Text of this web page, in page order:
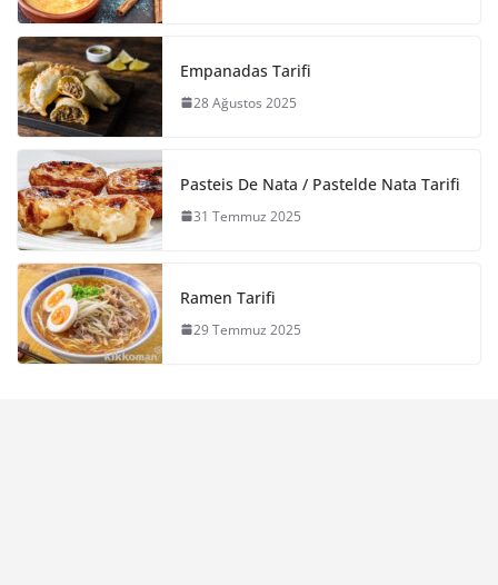
Empanadas Tarifi
28 Ağustos 2025
Pasteis De Nata / Pastelde Nata Tarifi
31 Temmuz 2025
Ramen Tarifi
29 Temmuz 2025